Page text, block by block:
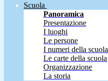
Scuola
Panoramica
Presentazione
I luoghi
Le persone
I numeri della scuola
Le carte della scuola
Organizzazione
La storia